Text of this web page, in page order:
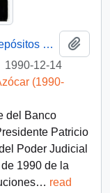
[Documentos relacionados con los depósitos del Poder Judicial]
1990-12-14
(1990-
del Banco
Patricio
Poder Judicial
1990 de la
… read